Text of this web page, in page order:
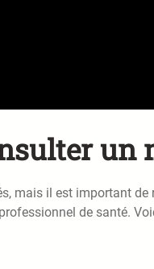
un
mais il est important
de santé.